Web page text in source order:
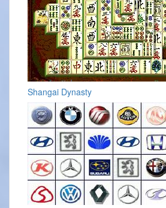
Shangai Dynasty